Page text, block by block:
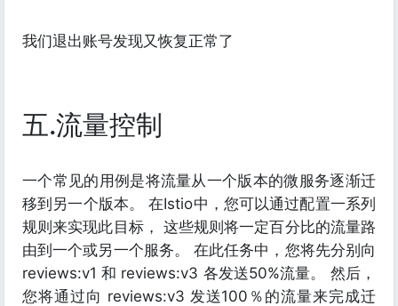
我们退出账号发现又恢复正常了
五.流量控制
一个常见的用例是将流量从一个版本的微服务逐渐迁
移到另一个版本。 在Istio中，您可以通过配置一系列
规则来实现此目标， 这些规则将一定百分比的流量路
由到一个或另一个服务。 在此任务中，您将先分别向
reviews:v1 和 reviews:v3 各发送50%流量。 然后，
您将通过向 reviews:v3 发送100％的流量来完成迁